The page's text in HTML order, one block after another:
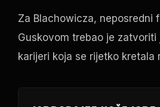
Za Blachowicza, neposredni
Guskovom trebao je
karijeri koja se rijetko kretala